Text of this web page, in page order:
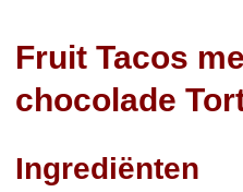
Fruit Tacos
chocolade
Ingrediënten